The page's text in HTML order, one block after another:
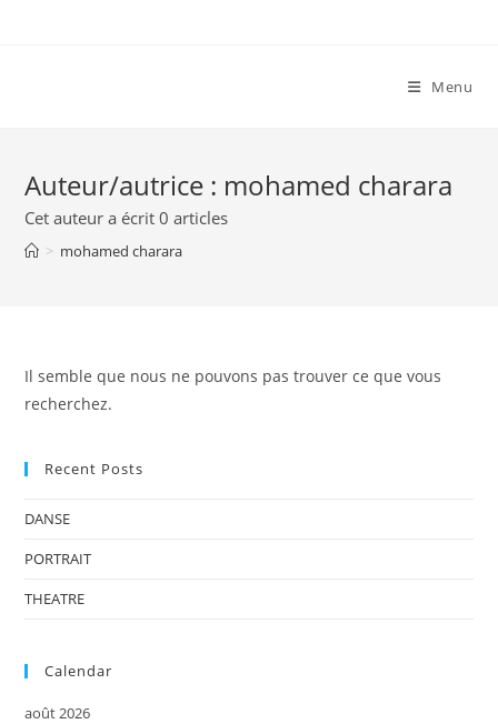
Menu
Auteur/autrice : mohamed charara
Cet auteur a écrit 0 articles
> mohamed charara
Il semble que nous ne pouvons pas trouver ce que vous
recherchez.
Recent Posts
DANSE
PORTRAIT
THEATRE
Calendar
août 2026